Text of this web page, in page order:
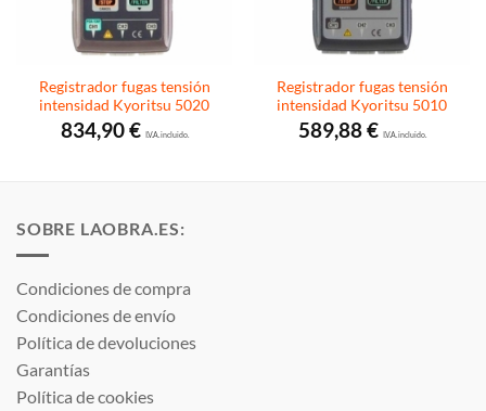
Registrador fugas tensión
intensidad Kyoritsu 5020
834,90€I.V.A. incluido.
Registrador fugas tensión
intensidad Kyoritsu 5010
589,88€I.V.A. incluido.
SOBRE LAOBRA.ES:
Condiciones de compra
Condiciones de envío
Política de devoluciones
Garantías
Política de cookies